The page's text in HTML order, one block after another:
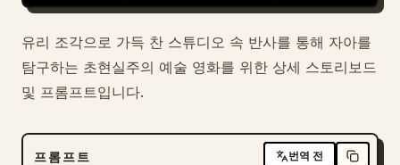
유리 조각으로 가득 찬 스튜디오 속 반사를 통해 자아를
탐구하는 초현실주의 예술 영화를 위한 상세 스토리보드
및 프롬프트입니다.
프롬프트 번역 전